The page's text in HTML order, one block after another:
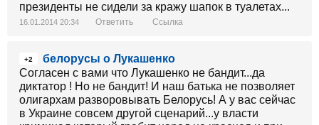
5. Ми даємо ультиматум владі, куди включаємо
погонах, звільнення від переслідування
репресованих активістів), а також нових вимог
(відміна проголосованих "драконівських законів" та
відставка/перевибори Президента та Верховної
ради).
президенты не сидели за кражу шапок в туалетах...
16.01.2014 20:34 Ответить Ссылка
+2
белорусы о Лукашенко
Согласен с вами что Лукашенко не бандит...да
диктатор ! Но не бандит! И наш батька не позволяет
олигархам разворовывать Белорусь! А у вас сейчас
в Украине совсем другой сценарий...у власти